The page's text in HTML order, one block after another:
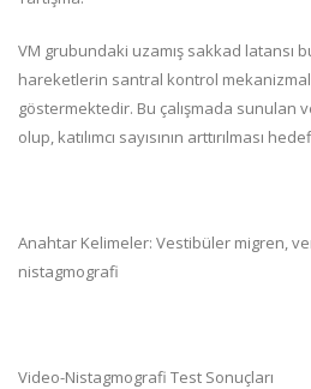
VM grubundaki uzamış sakkad latansı
hareketlerin santral kontrol
göstermektedir. Bu çalışmada sunulan
olup, katılımcı sayısının arttırılması
Anahtar Kelimeler: Vestibüler migren,
nistagmografi
Video-Nistagmografi Test Sonuçları